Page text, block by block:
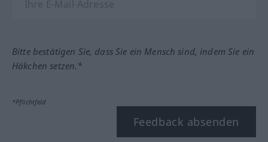
Bitte bestätigen Sie, dass Sie ein Mensch sind, indem Sie ein
Häkchen setzen.*
*Pflichtfeld
Feedback absenden